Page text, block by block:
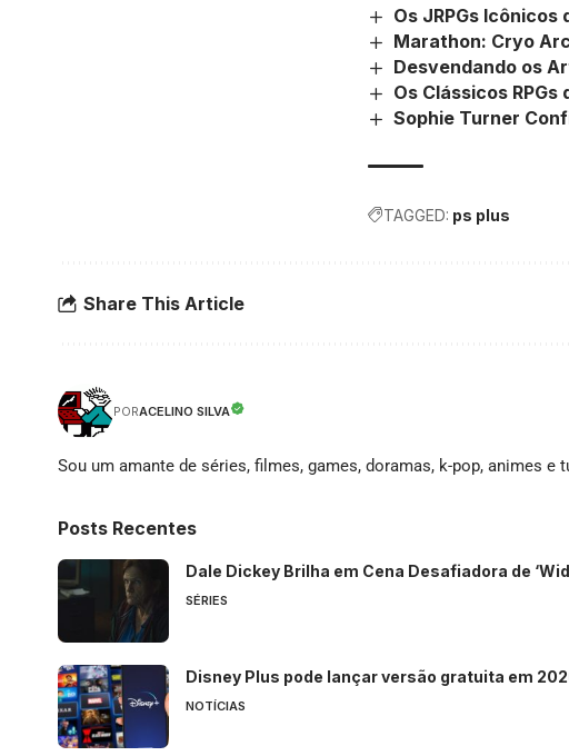
Os JRPGs Icônicos
Marathon: Cryo
Desvendando os
Os Clássicos
Sophie Turner
TAGGED: ps plus
Share This Article
PORACELINO SILVA
Sou um amante de séries, filmes, games, doramas, k-pop, animes e
Posts Recentes
Dale Dickey Brilha em Cena Desafiadora de
SÉRIES
Disney Plus pode lançar versão gratuita em
NOTÍCIAS